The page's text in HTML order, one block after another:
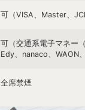
可（VISA、Master、
可（交通系電子マネー
Edy、nanaco、WAON
全席禁煙